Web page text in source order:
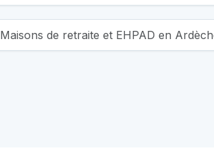
Maisons de retraite et EHPAD en